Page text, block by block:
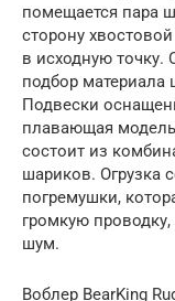
помещается пара
сторону
в исходную точку.
подбор материала
Подвески
плавающая
состоит из
шариков. Огрузка
погремушки,
громкую
шум.
Воблер BearKing